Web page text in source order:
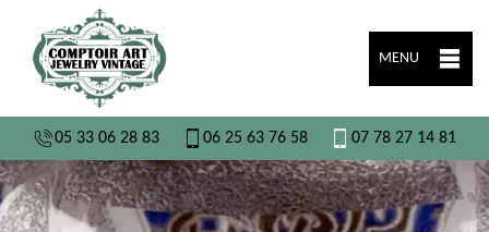
MENU
05 33 06 28 83 06 25 63 76 58 07 78 27 14 81